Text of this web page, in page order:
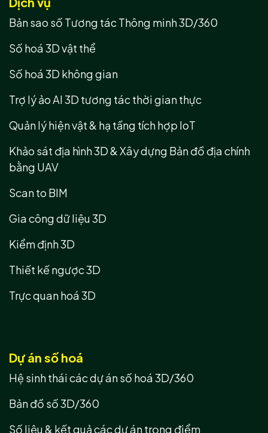
Bản sao số Tương tác Thông minh 3D/360
Số hoá 3D vật thể
Số hoá 3D không gian
Trợ lý ảo AI 3D tương tác thời gian thực
Quản lý hiện vật & hạ tầng tích hợp IoT
Khảo sát địa hình 3D & Xây dựng Bản đồ địa chính
bằng UAV
Scan to BIM
Gia công dữ liệu 3D
Kiểm định 3D
Thiết kế ngược 3D
Trực quan hoá 3D
Dự án số hoá
Hệ sinh thái các dự án số hoá 3D/360
Bản đồ số 3D/360
Số liệu & kết quả các dự án trọng điểm